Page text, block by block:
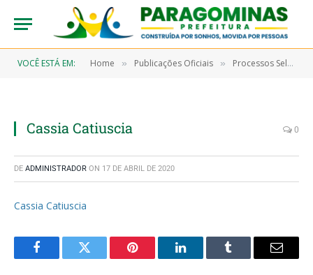
VOCÊ ESTÁ EM: Home » Publicações Oficiais » Processos Seletivos
Cassia Catiuscia 0
DE ADMINISTRADOR ON 17 DE ABRIL DE 2020
Cassia Catiuscia
FacebookTwitter Pinterest LinkedInTumblr Email